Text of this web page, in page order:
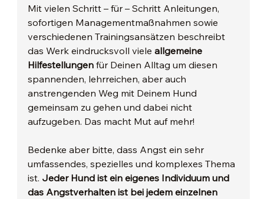
Mit vielen Schritt – für – Schritt Anleitungen,
sofortigen Managementmaßnahmen sowie
verschiedenen Trainingsansätzen beschreibt
das Werk eindrucksvoll viele allgemeine
Hilfestellungen für Deinen Alltag um diesen
spannenden, lehrreichen, aber auch
anstrengenden Weg mit Deinem Hund
gemeinsam zu gehen und dabei nicht
aufzugeben. Das macht Mut auf mehr!
Bedenke aber bitte, dass Angst ein sehr
umfassendes, spezielles und komplexes Thema
ist. Jeder Hund ist ein eigenes Individuum und
das Angstverhalten ist bei jedem einzelnen